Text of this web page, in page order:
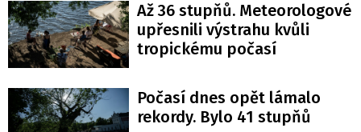
Až 36 stupňů. Meteorologové
upřesnili výstrahu kvůli
tropickému počasí
Počasí dnes opět lámalo
rekordy. Bylo 41 stupňů